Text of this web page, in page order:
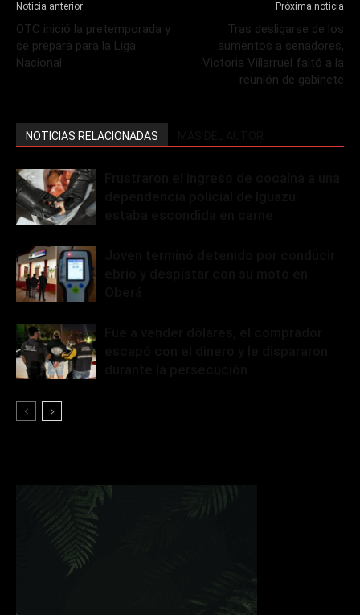
Noticia anterior
OTC inició la pretemporada y
se prepara para la Liga
Nacional
Próxima noticia
Tras desligarse de los
aumentos a senadores,
Victoria Villarruel faltó a la
reunión de gabinete
NOTICIAS RELACIONADAS